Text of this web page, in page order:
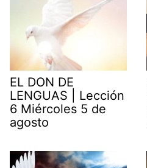
EL DON DE
LENGUAS | Lección
6 Miércoles 5 de
agosto